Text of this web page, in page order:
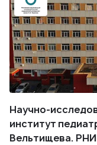
Научно-
институт
Вельтищева.